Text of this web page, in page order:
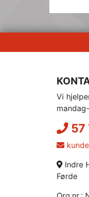
Vi
57
Indre
Førde